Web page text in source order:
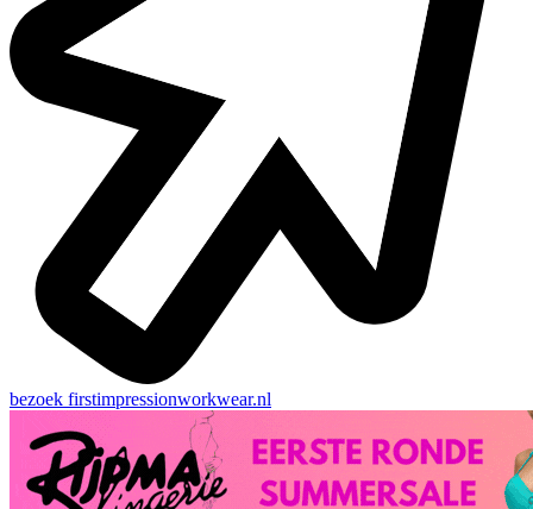
bezoek firstimpressionworkwear.nl